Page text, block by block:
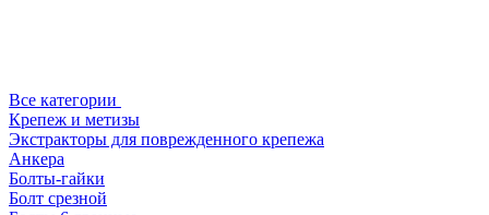
Все категории
Крепеж и метизы
Экстракторы для поврежденного крепежа
Анкера
Болты-гайки
Болт срезной